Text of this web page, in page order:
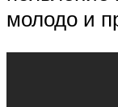
молодо и